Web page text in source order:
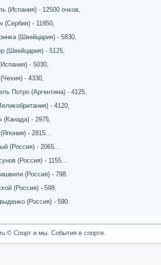
(Испания) - 12500 очκов,
(Сербия) - 11850,
(Швейцария) - 5830,
(Швейцария) - 5125,
- 5030,
- 4330,
Потрο (Аргентина) - 4125,
- 4120,
- 2975,
- 2815…
(Россия) - 2065…
(Россия) - 1155…
(Россия) - 798.
(Россия) - 598.
(Россия) - 590.
© Спорт и мы. События в спорте.